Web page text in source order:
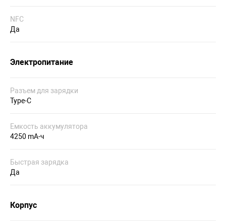
NFC
Да
Электропитание
Разъем для зарядки
Type-C
Емкость аккумулятора
4250 mA-ч
Быстрая зарядка
Да
Корпус